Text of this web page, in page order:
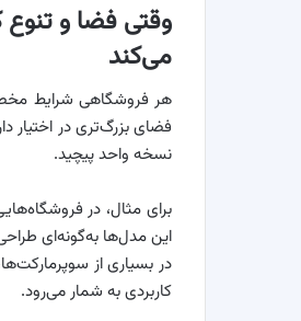
وقتی فضا و
می‌کند
هر فروشگاهی شرایط
فضای بزرگ‌تری در اختیار
نسخه واحد پیچید.
برای مثال، در
این مدل‌ها به‌گونه‌ای
در بسیاری از
کاربردی به شمار می‌رود.